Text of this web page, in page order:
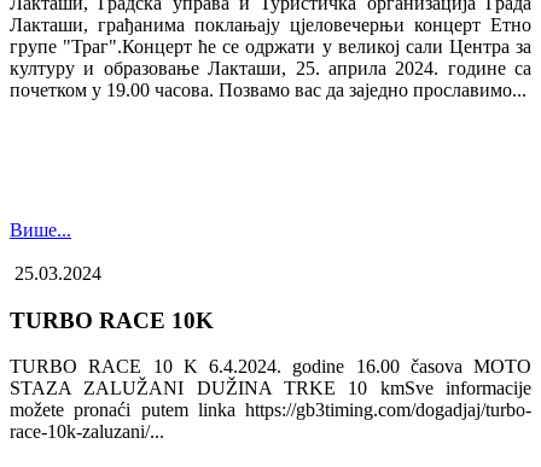
Лакташи, грађанима поклањају цјеловечерњи концерт Етно
групе "Траг".Концерт ће се одржати у великој сали Центра за
културу и образовање Лакташи, 25. априла 2024. године са
почетком у 19.00 часова. Позвамо вас да заједно прославимо...
Више...
25.03.2024
TURBO RACE 10K
TURBO RACE 10 K 6.4.2024. godine 16.00 časova MOTO
STAZA ZALUŽANI DUŽINA TRKE 10 kmSve informacije
možete pronaći putem linka https://gb3timing.com/dogadjaj/turbo-
race-10k-zaluzani/...